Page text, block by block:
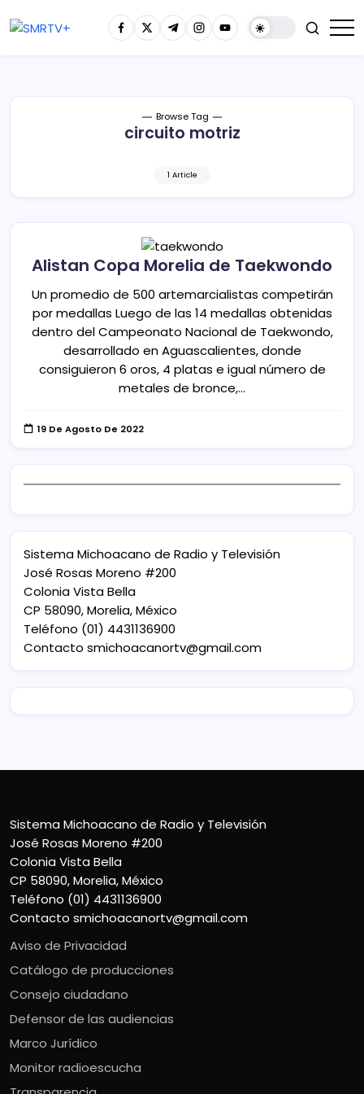
Browse Tag
circuito motriz
1 Article
Alistan Copa Morelia de Taekwondo
Un promedio de 500 artemarcialistas competirán
por medallas Luego de las 14 medallas obtenidas
dentro del Campeonato Nacional de Taekwondo,
desarrollado en Aguascalientes, donde
consiguieron 6 oros, 4 platas e igual número de
metales de bronce,…
19 De Agosto De 2022
Sistema Michoacano de Radio y Televisión
José Rosas Moreno #200
Colonia Vista Bella
CP 58090, Morelia, México
Teléfono (01) 4431136900
Contacto smichoacanortv@gmail.com
Sistema Michoacano de Radio y Televisión
José Rosas Moreno #200
Colonia Vista Bella
CP 58090, Morelia, México
Teléfono (01) 4431136900
Contacto smichoacanortv@gmail.com
Aviso de Privacidad
Catálogo de producciones
Consejo ciudadano
Defensor de las audiencias
Marco Jurídico
Monitor radioescucha